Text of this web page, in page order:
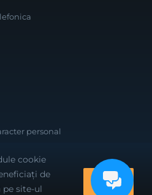
personal
cookie
de
pe site-ul
OK